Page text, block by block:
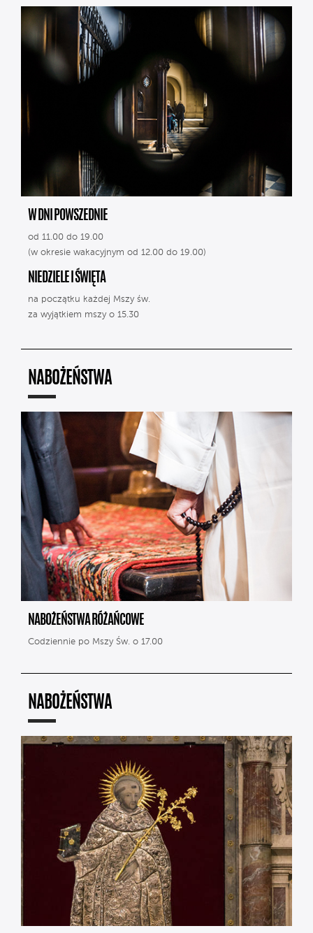
W DNI POWSZEDNIE
od 11.00 do 19.00
(w okresie wakacyjnym od 12.00 do 19.00)
NIEDZIELE I ŚWIĘTA
na początku każdej Mszy św.
za wyjątkiem mszy o 15.30
NABOŻEŃSTWA
NABOŻEŃSTWA RÓŻAŃCOWE
Codziennie po Mszy Św. o 17.00
NABOŻEŃSTWA